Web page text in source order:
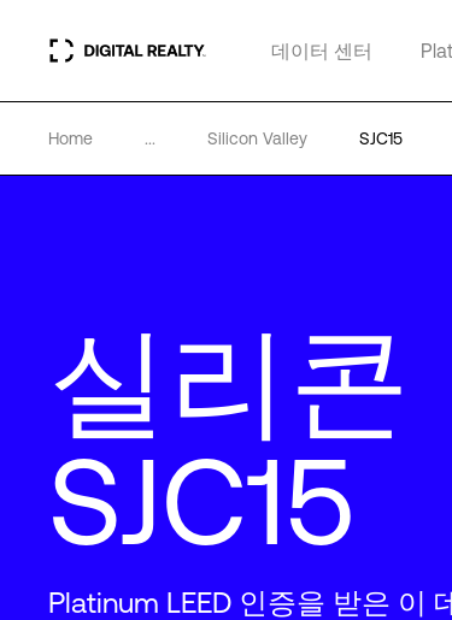
데이터 센터
Home ... Silicon Valley SJC15
실리콘
SJC15
Platinum LEED 인증을 받은 이